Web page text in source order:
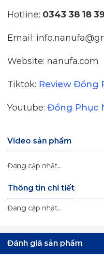
Hotline: 0343 38 18 39
Email:
Website: nanufa.com
Tiktok: Review Đồng
Youtube: Đồng Phục
Video sản phẩm
Đang cập nhật...
Thông tin chi tiết
Đang cập nhật...
Đánh giá sản phẩm